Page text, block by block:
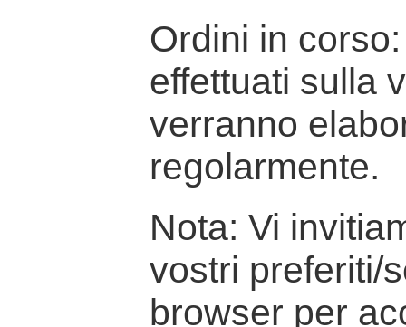
Ordini in
effettuati sulla
verranno
regolarmente.
Nota: Vi
vostri preferiti/
browser per